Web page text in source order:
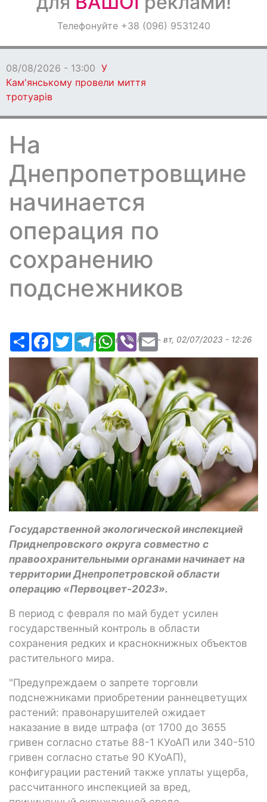
ОголошенняТелефонуйте +38 (096) 9531240
08/08/2026 - 13:00 У
Кам'янському провели миття
тротуарів
На
Днепропетровщине
начинается
операция по
сохранению
подснежников
РесурсFacebook
TwitterTelegramWhatsApp
ViberEmail
Опубликовано ilona - вт, 02/07/2023 - 12:26
Государственной экологической инспекцией
Приднепровского округа совместно с
правоохранительными органами начинает на
территории Днепропетровской области
операцию «Первоцвет-2023».
В период с февраля по май будет усилен
государственный контроль в области
сохранения редких и краснокнижных объектов
растительного мира.
"Предупреждаем о запрете торговли
подснежниками приобретении раннецветущих
растений: правонарушителей ожидает
наказание в виде штрафа (от 1700 до 3655
гривен согласно статье 88-1 КУоАП или 340-510
гривен согласно статье 90 КУоАП),
конфигурации растений также уплаты ущерба,
рассчитанного инспекцией за вред,